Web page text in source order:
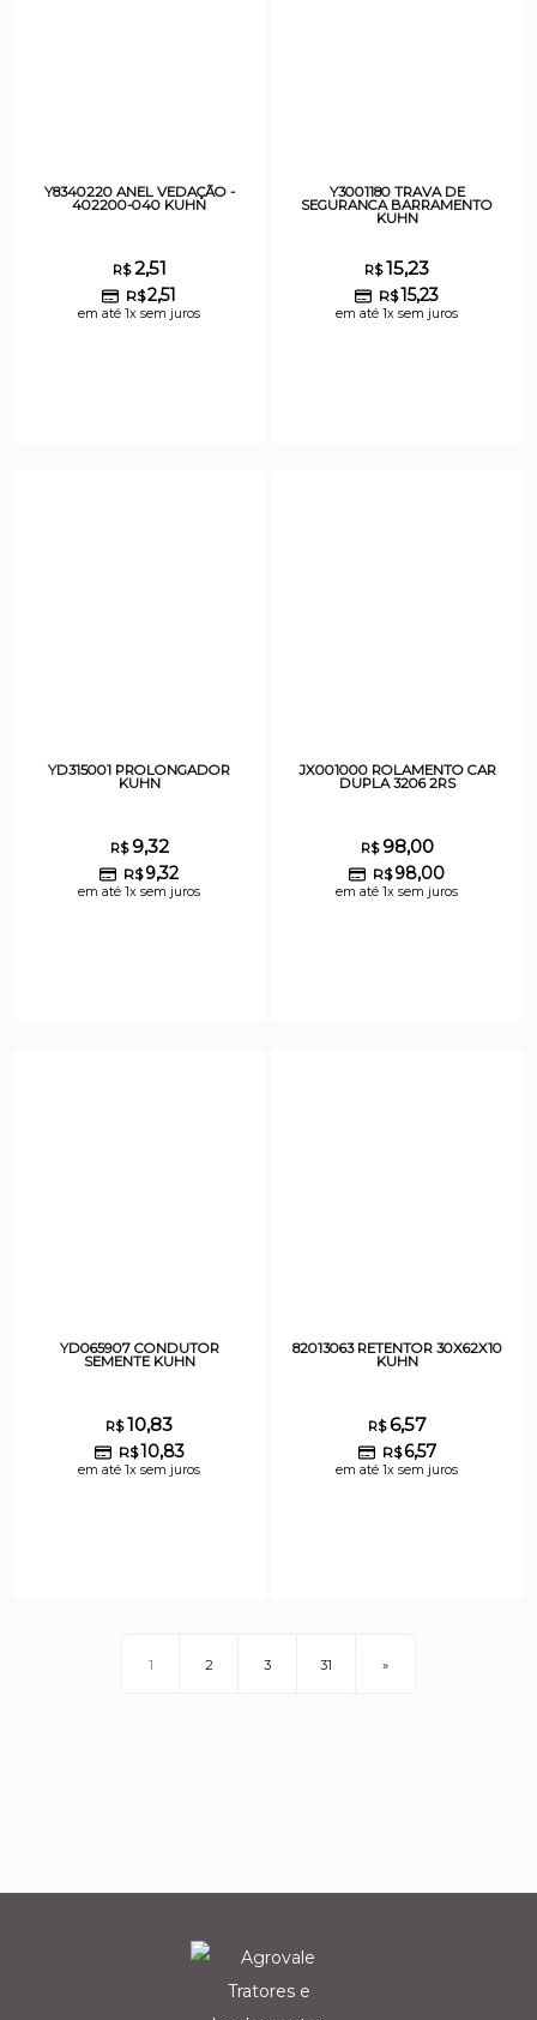
Y8340220 ANEL VEDAÇÃO -
402200-040 KUHN
R$2,51
R$2,51
em até 1x sem juros
Y3001180 TRAVA DE
SEGURANCA BARRAMENTO
KUHN
R$15,23
R$15,23
em até 1x sem juros
YD315001 PROLONGADOR
KUHN
R$9,32
R$9,32
em até 1x sem juros
JX001000 ROLAMENTO CAR
DUPLA 3206 2RS
R$98,00
R$98,00
em até 1x sem juros
YD065907 CONDUTOR
SEMENTE KUHN
R$10,83
R$10,83
em até 1x sem juros
82013063 RETENTOR 30X62X10
KUHN
R$6,57
R$ 6,57
em até 1x sem juros
1 2 3 31 »